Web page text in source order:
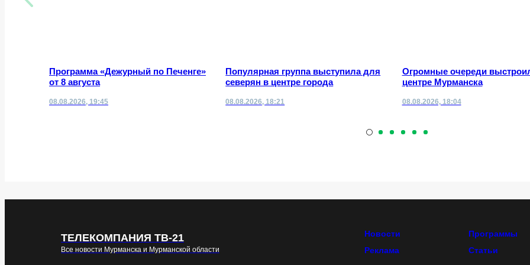
Программа «Дежурный по Печенге»
от 8 августа
08.08.2026, 19:45
Популярная группа выступила для
северян в центре города
08.08.2026, 18:21
Огромные очереди
центре Мурманска
08.08.2026, 18:04
ТЕЛЕКОМПАНИЯ ТВ-21
Все новости Мурманска и Мурманской области
Новости Программы
Реклама
Статьи